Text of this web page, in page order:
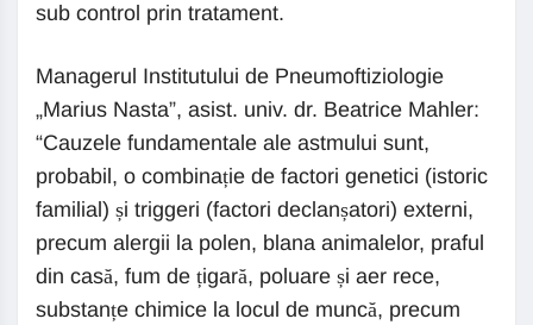
sub control prin tratament.
Managerul Institutului de Pneumoftiziologie
„Marius Nasta”, asist. univ. dr. Beatrice Mahler:
“Cauzele fundamentale ale astmului sunt,
probabil, o combinație de factori genetici (istoric
familial) și triggeri (factori declanșatori) externi,
precum alergii la polen, blana animalelor, praful
din casă, fum de țigară, poluare și aer rece,
substanțe chimice la locul de muncă, precum